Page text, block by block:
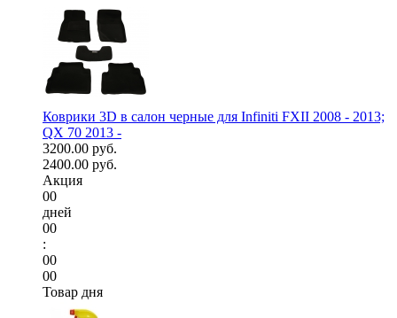
Коврики 3D в салон черные для Infiniti FXII 2008 - 2013;
QX 70 2013 -
3200.00 руб.
2400.00 руб.
Акция
00
дней
00
:
00
00
Товар дня